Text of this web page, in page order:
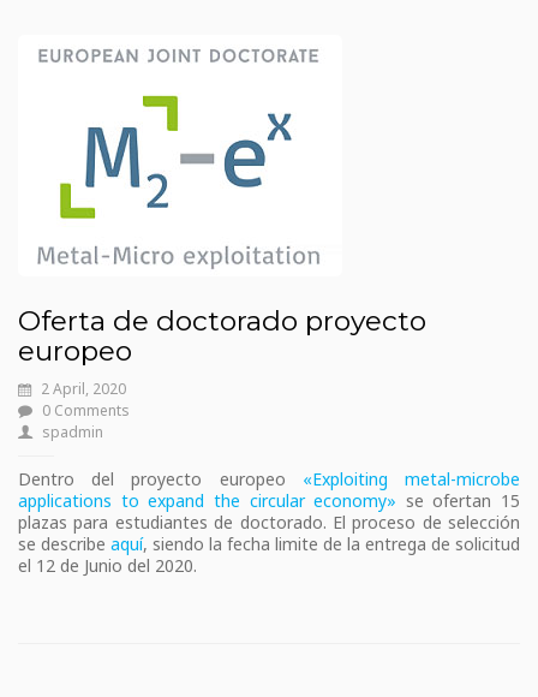
Oferta de doctorado proyecto
europeo
2 April, 2020
0 Comments
spadmin
Dentro del proyecto europeo «Exploiting metal-microbe
applications to expand the circular economy» se ofertan 15
plazas para estudiantes de doctorado. El proceso de selección
se describe aquí, siendo la fecha limite de la entrega de solicitud
el 12 de Junio del 2020.